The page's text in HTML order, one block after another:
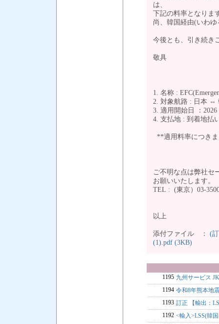
は、
下記の料率となりま
尚、韓国経由(いわ
今後とも、引き続き
敬具
1. 名称 :
2. 対象航路 : 日本 ⇔
3. 適用開始日 ：
4. 支払地 : 到着地払
**適用料率につき
ご不明な点は弊社セ
お願いいたします。
TEL : (東京）03-
以上
添付ファイル ： (
(1).pdf (3KB)
1195 九州サービス
1194 令和8年熊本地
1193 訂正 【輸出：
1192 <輸入>LSS(韓